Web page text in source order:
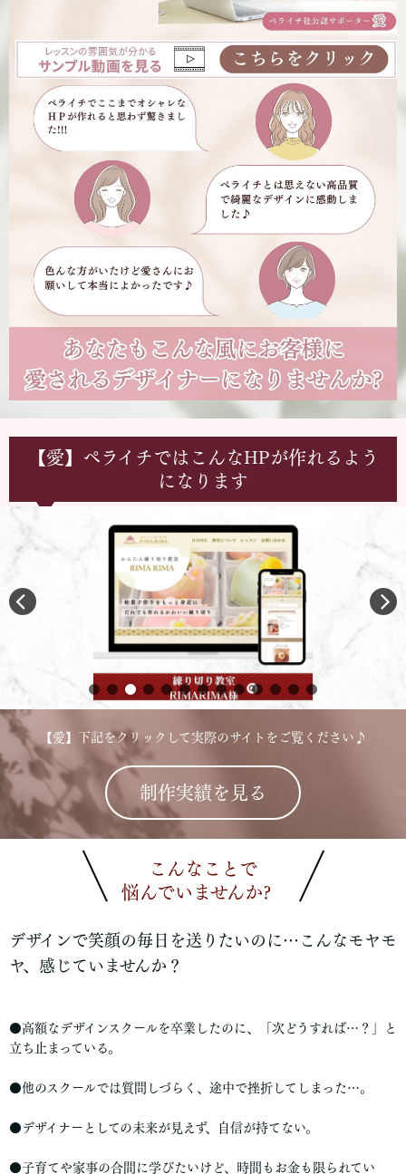
【愛】ペライチではこんなHPが作れるよう
になります
【愛】下記をクリックして実際のサイトをご覧ください♪
制作実績を見る
こんなことで
悩んでいませんか?👇
デザインで笑顔の毎日を送りたいのに…こんなモヤモ
ヤ、感じていませんか？
●高額なデザインスクールを卒業したのに、「次どうすれば…？」と
立ち止まっている。
●他のスクールでは質問しづらく、途中で挫折してしまった…。
●デザイナーとしての未来が見えず、自信が持てない。
●子育てや家事の合間に学びたいけど、時間もお金も限られてい